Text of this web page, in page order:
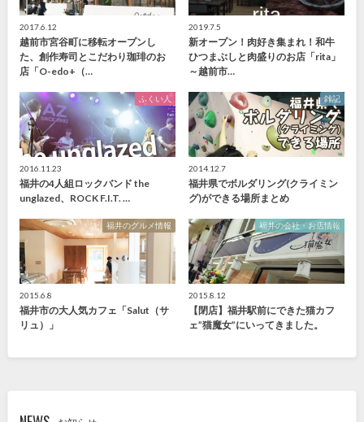
2017.6.12
越前市宮谷町に移転オープンし
た、創作寿司とこだわり珈琲のお
店「O-edo+（…
2019.7.5
新オープン！肉好き集まれ！和牛
ひつまぶしと肉盛りのお店「rita」
～越前市…
ふくい人
2016.11.23
福井の4人組ロックバンド the
unglazed、ROCK F.I.T. …
雑記
2014.12.7
福井県でボルダリング(クライミン
グ)ができる場所まとめ
福井のグルメ情報
2015.6.8
福井市の大人気カフェ「Salut（サ
リュ）」
福井の会社・お店情報
2015.8.12
【閉店】福井駅前にできた猫カフ
ェ”猫魔女”にいってきました。